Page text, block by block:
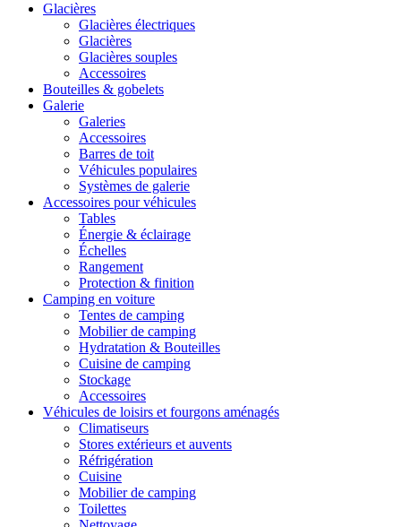
Glacières
Glacières électriques
Glacières
Glacières souples
Accessoires
Bouteilles & gobelets
Galerie
Galeries
Accessoires
Barres de toit
Véhicules populaires
Systèmes de galerie
Accessoires pour véhicules
Tables
Énergie & éclairage
Échelles
Rangement
Protection & finition
Camping en voiture
Tentes de camping
Mobilier de camping
Hydratation & Bouteilles
Cuisine de camping
Stockage
Accessoires
Véhicules de loisirs et fourgons aménagés
Climatiseurs
Stores extérieurs et auvents
Réfrigération
Cuisine
Mobilier de camping
Toilettes